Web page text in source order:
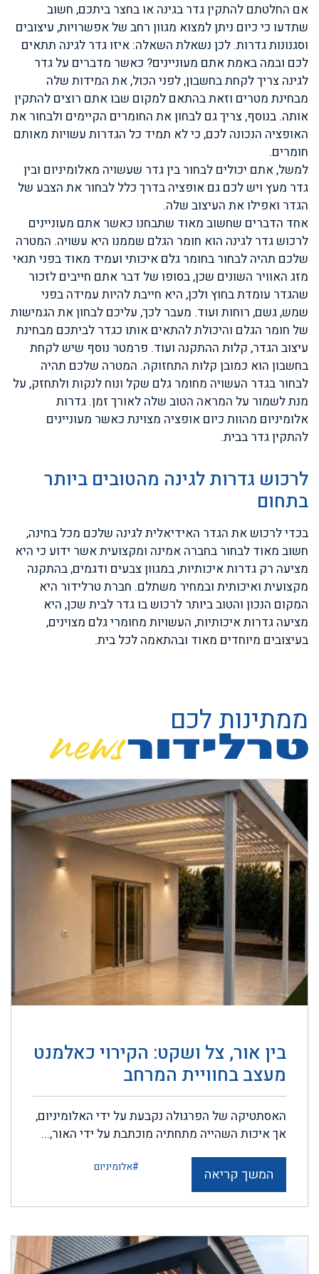
אם החלטתם להתקין גדר בגינה או בחצר ביתכם, חשוב
שתדעו כי כיום ניתן למצוא מגוון רחב של אפשרויות, עיצובים
וסגנונות גדרות. לכן נשאלת השאלה: איזו גדר לגינה תתאים
לכם ובמה באמת אתם מעוניינים? כאשר מדברים על גדר
לגינה צריך לקחת בחשבון, לפני הכול, את המידות שלה
מבחינת מטרים וזאת בהתאם למקום שבו אתם רוצים להתקין
אותה. בנוסף, צריך גם לבחון את החומרים הקיימים ולבחור את
האופציה הנכונה לכם, כי לא תמיד כל הגדרות עשויות מאותם
חומרים.
למשל, אתם יכולים לבחור בין גדר שעשויה מאלומיניום ובין
גדר מעץ ויש לכם גם אופציה בדרך כלל לבחור את הצבע של
הגדר ואפילו את העיצוב שלה.
אחד הדברים שחשוב מאוד שתבחנו כאשר אתם מעוניינים
לרכוש גדר לגינה הוא חומר הגלם שממנו היא עשויה. המטרה
שלכם תהיה לבחור בחומר גלם איכותי ועמיד מאוד בפני תנאי
מזג האוויר השונים שכן, בסופו של דבר אתם חייבים לזכור
שהגדר עומדת בחוץ ולכן, היא חייבת להיות עמידה בפני
שמש, גשם, רוחות ועוד. מעבר לכך, עליכם לבחון את הגמישות
של חומר הגלם והיכולת להתאים אותו כגדר לביתכם מבחינת
עיצוב הגדר, קלות ההתקנה ועוד. פרמטר נוסף שיש לקחת
בחשבון הוא כמובן קלות התחזוקה. המטרה שלכם תהיה
לבחור בגדר העשויה מחומר גלם שקל ונוח לנקות ולתחזק, על
מנת לשמור על המראה הטוב שלה לאורך זמן. גדרות
אלומיניום מהוות כיום אופציה מצוינת כאשר מעוניינים
להתקין גדר בבית.
לרכוש גדרות לגינה מהטובים ביותר
בתחום
בכדי לרכוש את הגדר האידיאלית לגינה שלכם מכל בחינה,
חשוב מאוד לבחור בחברה אמינה ומקצועית אשר ידוע כי היא
מציעה רק גדרות איכותיות, במגוון צבעים ודגמים, בהתקנה
מקצועית ואיכותית ובמחיר משתלם. חברת טרלידור היא
המקום הנכון והטוב ביותר לרכוש בו גדר לבית שכן, היא
מציעה גדרות איכותיות, העשויות מחומרי גלם מצוינים,
בעיצובים מיוחדים מאוד ובהתאמה לכל בית.
ממתינות לכם
בין אור, צל ושקט: הקירוי כאלמנט
מעצב בחוויית המרחב
האסתטיקה של הפרגולה נקבעת על ידי האלומיניום,
אך איכות השהייה מתחתיה מוכתבת על ידי האור,...
המשך קריאה #אלומיניום